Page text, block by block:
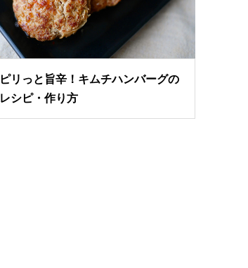
ピリっと旨辛！キムチハンバーグの
レシピ・作り方